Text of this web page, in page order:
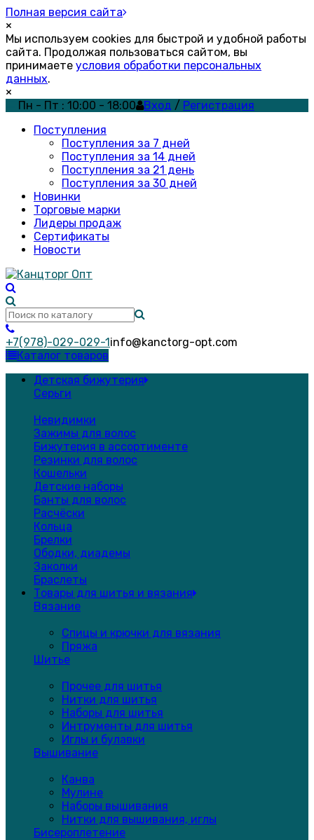
Полная версия сайта
×
Мы используем cookies для быстрой и удобной работы
сайта. Продолжая пользоваться сайтом, вы
принимаете условия обработки персональных
данных.
×
Пн - Пт : 10:00 - 18:00
Вход / Регистрация
Поступления
Поступления за 7 дней
Поступления за 14 дней
Поступления за 21 день
Поступления за 30 дней
Новинки
Торговые марки
Лидеры продаж
Сертификаты
Новости
+7(978)-029-029-1info@kanctorg-opt.com
Каталог товаров
Детская бижутерия
Серьги
Невидимки
Зажимы для волос
Бижутерия в ассортименте
Резинки для волос
Кошельки
Детские наборы
Банты для волос
Расчёски
Кольца
Брелки
Ободки, диадемы
Заколки
Браслеты
Товары для шитья и вязания
Вязание
Спицы и крючки для вязания
Пряжа
Шитье
Прочее для шитья
Нитки для шитья
Наборы для шитья
Интрументы для шитья
Иглы и булавки
Вышивание
Канва
Мулине
Наборы вышивания
Нитки для вышивания, иглы
Бисероплетение